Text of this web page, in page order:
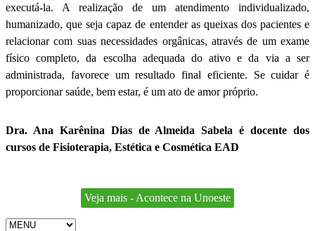
executá-la. A realização de um atendimento individualizado,
humanizado, que seja capaz de entender as queixas dos pacientes e
relacionar com suas necessidades orgânicas, através de um exame
físico completo, da escolha adequada do ativo e da via a ser
administrada, favorece um resultado final eficiente. Se cuidar é
proporcionar saúde, bem estar, é um ato de amor próprio.
Dra. Ana Karênina Dias de Almeida Sabela é docente dos
cursos de Fisioterapia, Estética e Cosmética EAD
Veja mais - Acontece na Unoeste